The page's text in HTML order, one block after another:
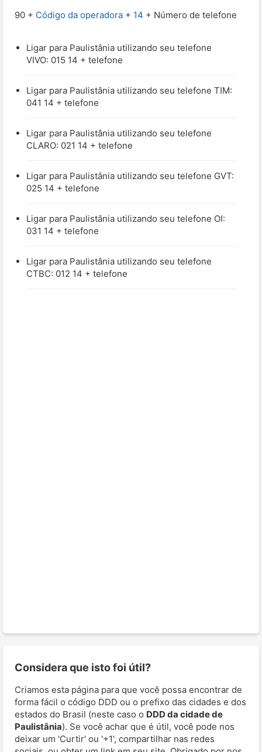
90 + Código da operadora + 14 + Número de telefone
Ligar para Paulistânia utilizando seu telefone
VIVO: 015 14 + telefone
Ligar para Paulistânia utilizando seu telefone TIM:
041 14 + telefone
Ligar para Paulistânia utilizando seu telefone
CLARO: 021 14 + telefone
Ligar para Paulistânia utilizando seu telefone GVT:
025 14 + telefone
Ligar para Paulistânia utilizando seu telefone OI:
031 14 + telefone
Ligar para Paulistânia utilizando seu telefone
CTBC: 012 14 + telefone
Considera que isto foi útil?
Criamos esta página para que você possa encontrar de
forma fácil o código DDD ou o prefixo das cidades e dos
estados do Brasil (neste caso o DDD da cidade de
Paulistânia). Se você achar que é útil, você pode nos
deixar um 'Curtir' ou '+1', compartilhar nas redes